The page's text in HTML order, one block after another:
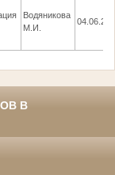
Водяникова
М.И.
В